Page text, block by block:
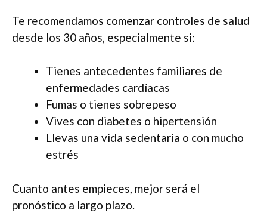
Te recomendamos comenzar controles de salud
desde los 30 años, especialmente si:
Tienes antecedentes familiares de
enfermedades cardíacas
Fumas o tienes sobrepeso
Vives con diabetes o hipertensión
Llevas una vida sedentaria o con mucho
estrés
Cuanto antes empieces, mejor será el
pronóstico a largo plazo.